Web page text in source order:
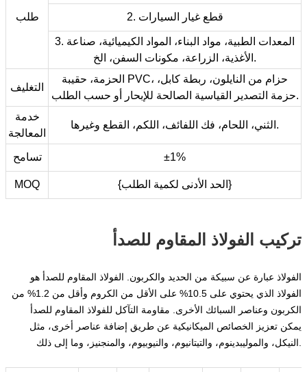
طلب 2. قطع غيار السيارات
3. المعدات الطبية، مواد البناء، المواد الكيميائية، صناعة
الأغذية، الزراعة، مكونات السفن، الخ.
التغليف
الحزمة، حقيبة PVC، حزام من النايلون، ربطة كابل،
حزمة التصدير القياسية الصالحة للإبحار أو حسب الطلب.
خدمة
المعالجة
الثني، اللحام، فك اللفائف، اللكم، القطع وغيرها.
تسامح ±1%
MOQ {الحد الأدنى لكمية الطلب}
تركيب الفولاذ المقاوم للصدأ
الفولاذ عبارة عن سبيكة من الحديد والكربون. الفولاذ المقاوم للصدأ هو
الفولاذ الذي يحتوي على 10.5% على الأقل من الكروم وأقل من 1.2% من
الكربون وعناصر السبائك الأخرى. مقاومة التآكل للفولاذ المقاوم للصدأ
يمكن تعزيز الخصائص الميكانيكية عن طريق إضافة عناصر أخرى، مثل
النيكل، والموليبدينوم، والتيتانيوم، والنيوبيوم، والمنجنيز، وما إلى ذلك.